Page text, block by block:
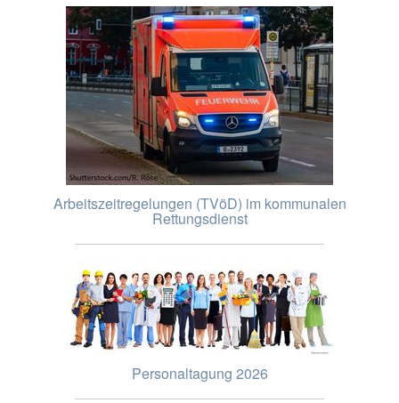
Arbeitszeitregelungen (TVöD) im kommunalen
Rettungsdienst
Personaltagung 2026